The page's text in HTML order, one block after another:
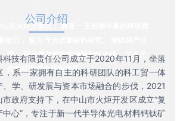
山市火炬开发区， 拥有一 支经验丰富的科研团
学、 研发展与资本市场融和的步伐， 以多元
化的经营理念开拓发展。
公司介绍
技有限责任公司成立于2020年11月，坐落
，系一家拥有自主的科研团队的科工贸一体
学、研发展与资本市场融合的步伐，2021
政府支持下，在中山市火炬开发区成立“复
心”，专注于新一代半导体光电材料钙钛矿